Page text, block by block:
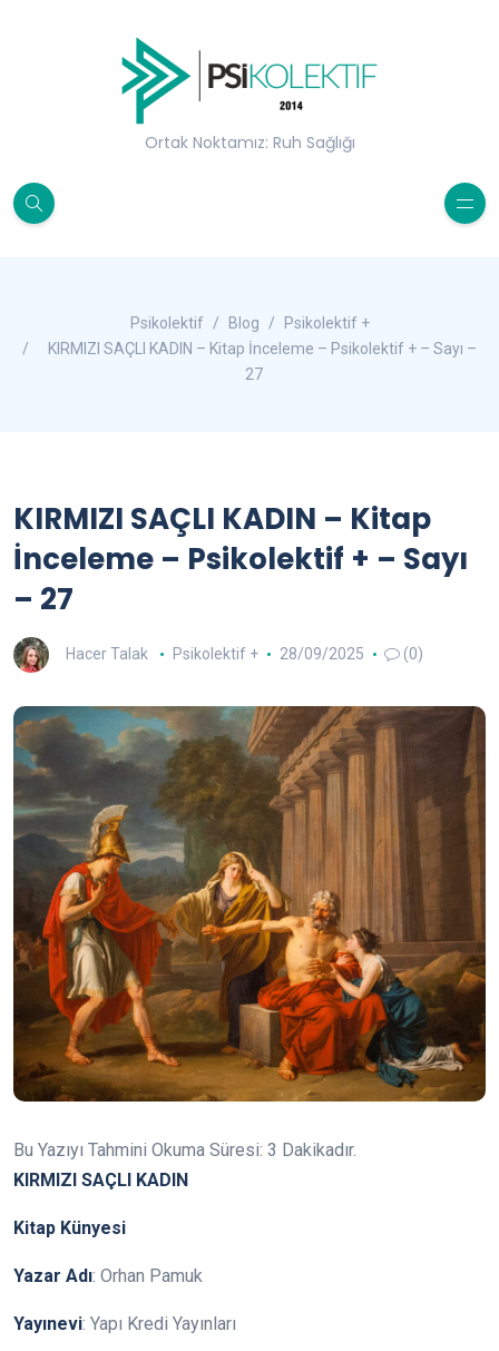
Ortak Noktamız: Ruh Sağlığı
Psikolektif Blog
Psikolektif +
KIRMIZI SAÇLI KADIN – Kitap İnceleme – Psikolektif + – Sayı –
27
KIRMIZI SAÇLI KADIN – Kitap
İnceleme – Psikolektif + – Sayı
– 27
Hacer Talak Psikolektif + 28/09/2025 (0)
Bu Yazıyı Tahmini Okuma Süresi: 3 Dakikadır.
KIRMIZI SAÇLI KADIN
Kitap Künyesi
Yazar Adı: Orhan Pamuk
Yayınevi: Yapı Kredi Yayınları